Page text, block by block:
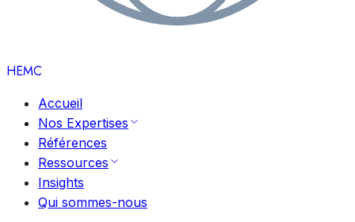
HEMC
Accueil
Nos Expertises
Références
Ressources
Insights
Qui sommes-nous